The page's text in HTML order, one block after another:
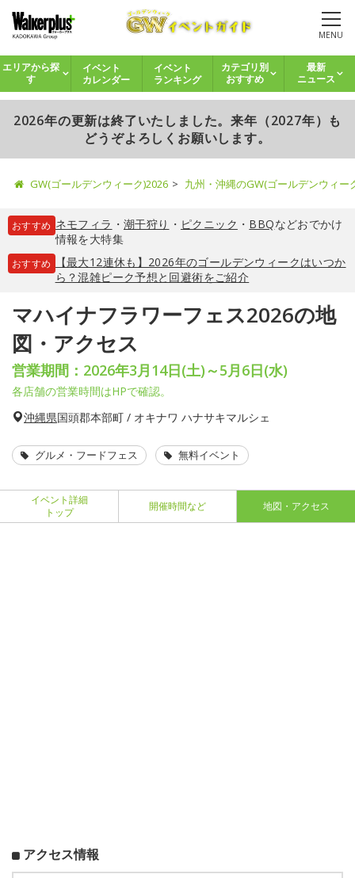
MENU
エリアから探
す
イベント
カレンダー
イベント
ランキング
カテゴリ別
おすすめ
最新
ニュース
2026年の更新は終了いたしました。来年（2027年）も
どうぞよろしくお願いします。
GW(ゴールデンウィーク)2026 九州・沖縄のGW(ゴールデンウィ
おすすめ ネモフィラ ・ 潮干狩り ・ ピクニック ・ BBQなどおでかけ
情報を大特集
おすすめ
【最大12連休も】2026年のゴールデンウィークはいつか
ら？混雑ピーク予想と回避術をご紹介
マハイナフラワーフェス2026の地
図・アクセス
営業期間：2026年3月14日(土)～5月6日(水)
各店舗の営業時間はHPで確認。
沖縄県国頭郡本部町 / オキナワ ハナサキマルシェ
グルメ・フードフェス 無料イベント
イベント詳細
トップ
開催時間など 地図・アクセス
アクセス情報